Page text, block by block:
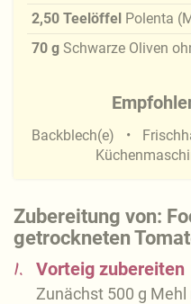
Zubereitung von:
getrockneten
1. Vorteig zubereiten
Zunächst 500 g
2,50 Teelöffel Polenta
70 g Schwarze Oliven
Backblech(e)